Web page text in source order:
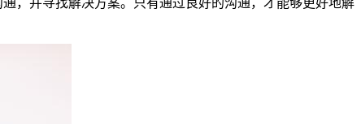
，并寻找解决方案。只有通过良好的沟通，才能够更好地解